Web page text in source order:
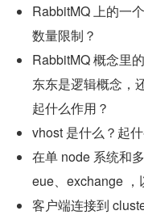
RabbitMQ 上的一
数量限制？
RabbitMQ 概念里
东东是逻辑概念，
起什么作用？
vhost 是什么？起
在单 node 系统和
eue、exchange ，
客户端连接到